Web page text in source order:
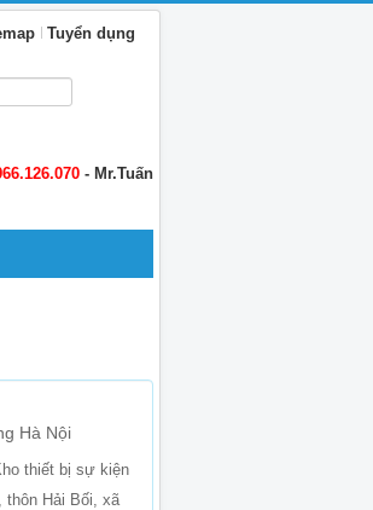
Tuyển dụng
- Mr.Tuấn
Hà Nội
thiết bị sự kiện
thôn Hải Bối, xã